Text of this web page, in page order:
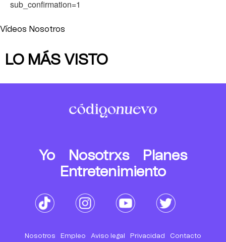
sub_confirmation=1
Vídeos Nosotros
LO MÁS VISTO
Yo Nosotrxs
Planes
Entretenimiento
Nosotros Empleo Aviso legal Privacidad Contacto